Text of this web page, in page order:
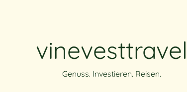
vinevesttravel
Genuss. Investieren. Reisen.